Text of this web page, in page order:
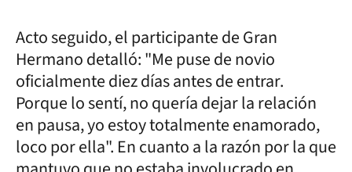
Acto seguido, el participante de Gran
Hermano detalló: "Me puse de novio
oficialmente diez días antes de entrar.
Porque lo sentí, no quería dejar la relación
en pausa, yo estoy totalmente enamorado,
loco por ella". En cuanto a la razón por la que